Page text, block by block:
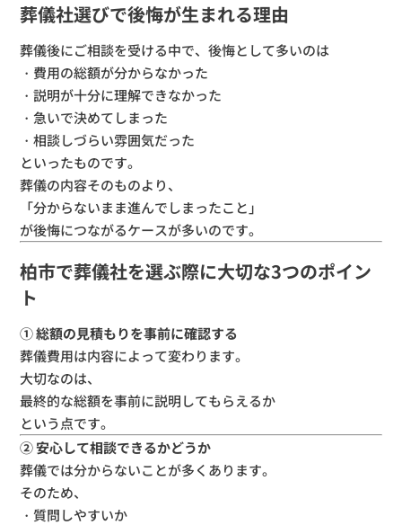
葬儀社選びで後悔が生まれる理由
葬儀後にご相談を受ける中で、後悔として多いのは
・費用の総額が分からなかった
・説明が十分に理解できなかった
・急いで決めてしまった
・相談しづらい雰囲気だった
といったものです。
葬儀の内容そのものより、
「分からないまま進んでしまったこと」
が後悔につながるケースが多いのです。
柏市で葬儀社を選ぶ際に大切な3つのポイン
ト
① 総額の見積もりを事前に確認する
葬儀費用は内容によって変わります。
大切なのは、
最終的な総額を事前に説明してもらえるか
という点です。
② 安心して相談できるかどうか
葬儀では分からないことが多くあります。
そのため、
・質問しやすいか